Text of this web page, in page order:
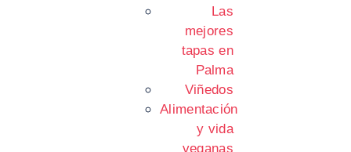
Las
mejores
tapas en
Palma
Viñedos
Alimentación
y vida
veganas